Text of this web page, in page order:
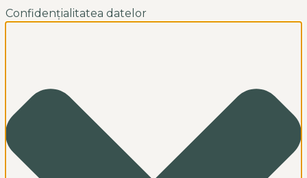
Confidențialitatea datelor